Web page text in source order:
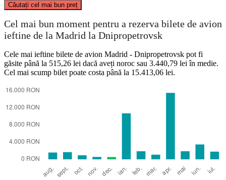
Căutați cel mai bun preț
Madrid
Cel mai bun moment pentru a rezerva bilete de avion
ieftine de la Madrid la Dnipropetrovsk
Cele mai ieftine bilete de avion Madrid - Dnipropetrovsk pot fi
găsite până la 515,26 lei dacă aveți noroc sau 3.440,79 lei în medie.
Cel mai scump bilet poate costa până la 15.413,06 lei.